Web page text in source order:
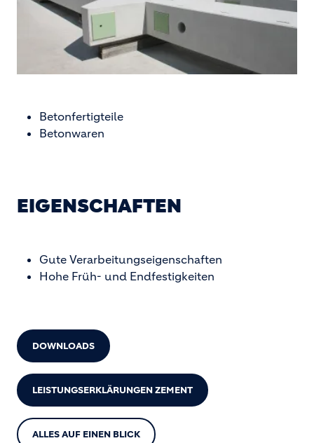
Betonfertigteile
Betonwaren
EIGENSCHAFTEN
Gute Verarbeitungseigenschaften
Hohe Früh- und Endfestigkeiten
DOWNLOADS
LEISTUNGSERKLÄRUNGEN ZEMENT
ALLES AUF EINEN BLICK